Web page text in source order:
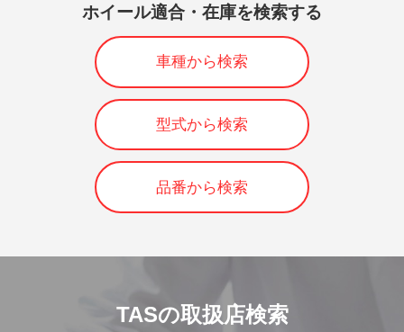
ホイール適合・在庫を検索する
車種から検索
型式から検索
品番から検索
TASの取扱店検索